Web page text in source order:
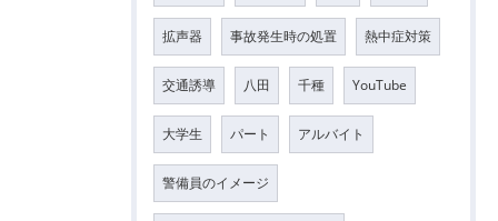
拡声器 事故発生時の処置 熱中症対策
交通誘導 八田 千種 YouTube
大学生 パート アルバイト
警備員のイメージ